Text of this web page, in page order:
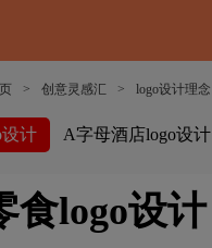
> 创意灵感汇 > logo设计理念
计 A字母酒店logo设计
博物馆logo设计
食logo设计